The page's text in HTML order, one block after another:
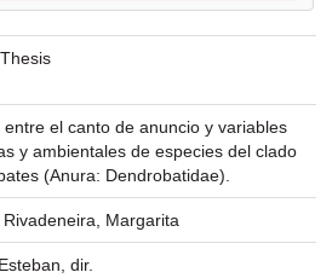
entre el canto de anuncio y variables
y ambientales de especies del clado
(Anura: Dendrobatidae).
Margarita
dir.